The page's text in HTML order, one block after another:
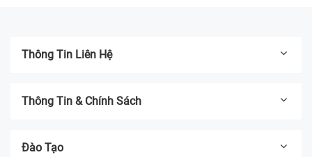
Thông Tin Liên Hệ
Thông Tin & Chính Sách
Đào Tạo